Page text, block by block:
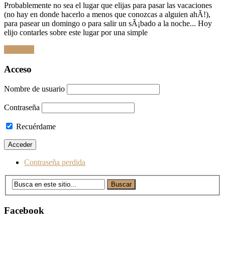
Probablemente no sea el lugar que elijas para pasar las vacaciones
(no hay en donde hacerlo a menos que conozcas a alguien ahÃ­!),
para pasear un domingo o para salir un sÃ¡bado a la noche... Hoy
elijo contarles sobre este lugar por una simple
a
las
entradas
Acceso
Nombre de usuario
Contraseña
Recuérdame
Contraseña perdida
Facebook